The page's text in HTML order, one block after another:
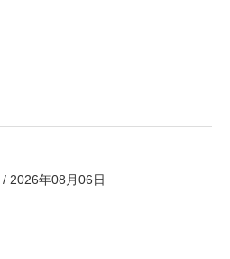
/ 2026年08月06日